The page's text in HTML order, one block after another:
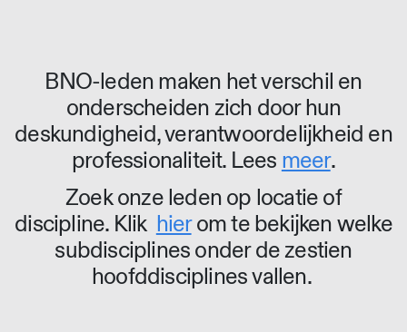
BNO-leden maken het verschil en
onderscheiden zich door hun
deskundigheid, verantwoordelijkheid en
professionaliteit. Lees meer.
Zoek onze leden op locatie of
discipline. Klik hierom te bekijken welke
subdisciplines onder de zestien
hoofddisciplines vallen.